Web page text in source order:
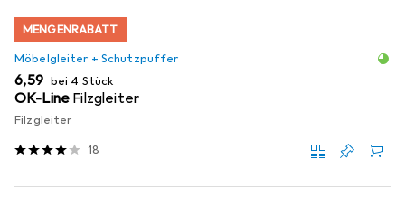
MENGENRABATT
Möbelgleiter + Schutzpuffer
EUR
6,59 bei 4 Stück
OK-Line Filzgleiter
Filzgleiter
18